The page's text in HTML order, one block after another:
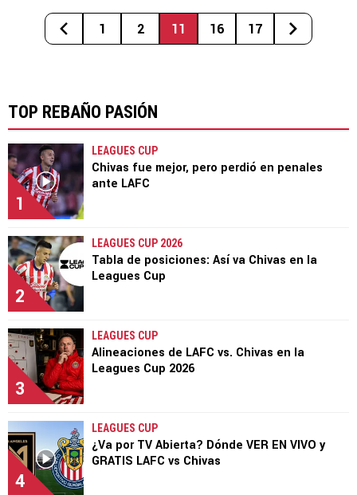
1 2 11 16 17
TOP REBAÑO PASIÓN
1
LEAGUES CUP
Chivas fue mejor, pero perdió en penales
ante LAFC
2
LEAGUES CUP 2026
Tabla de posiciones: Así va Chivas en la
Leagues Cup
3
LEAGUES CUP
Alineaciones de LAFC vs. Chivas en la
Leagues Cup 2026
4
LEAGUES CUP
¿Va por TV Abierta? Dónde VER EN VIVO y
GRATIS LAFC vs Chivas